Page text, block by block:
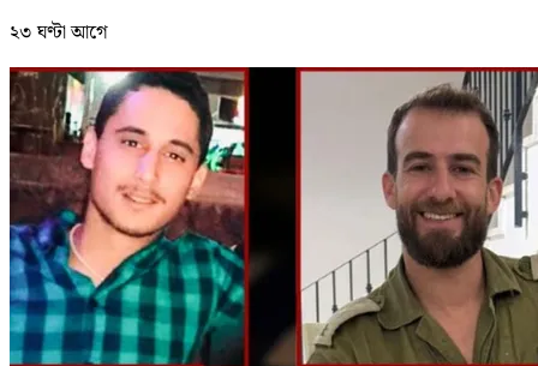
২৩ ঘণ্টা আগে